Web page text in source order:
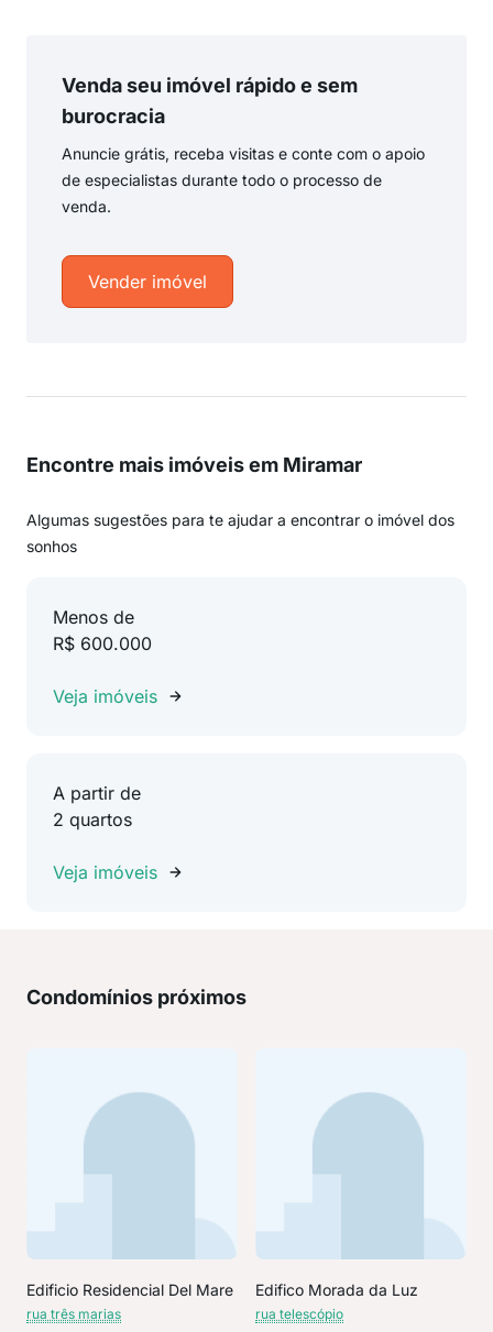
Venda seu imóvel rápido e sem
burocracia
Anuncie grátis, receba visitas e conte com o apoio
de especialistas durante todo o processo de
venda.
Vender imóvel
Encontre mais imóveis em Miramar
Algumas sugestões para te ajudar a encontrar o imóvel dos
sonhos
Menos de
R$ 600.000
Veja imóveis
A partir de
2 quartos
Veja imóveis
Condomínios próximos
Edificio Residencial Del Mare
rua três marias
Edifico Morada da Luz
rua telescópio